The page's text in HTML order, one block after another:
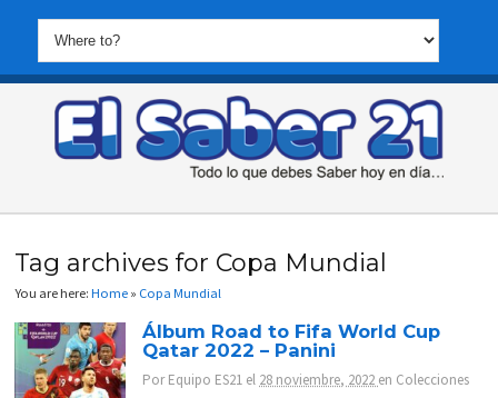
Tag archives for Copa Mundial
You are here:Home » Copa Mundial
Álbum Road to Fifa World Cup
Qatar 2022 – Panini
PorEquipo ES21 el 28 noviembre, 2022 en Colecciones